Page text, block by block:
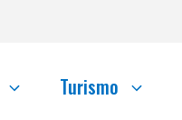
Turismo